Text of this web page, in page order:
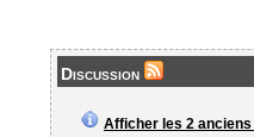
Discussion
Afficher les 2